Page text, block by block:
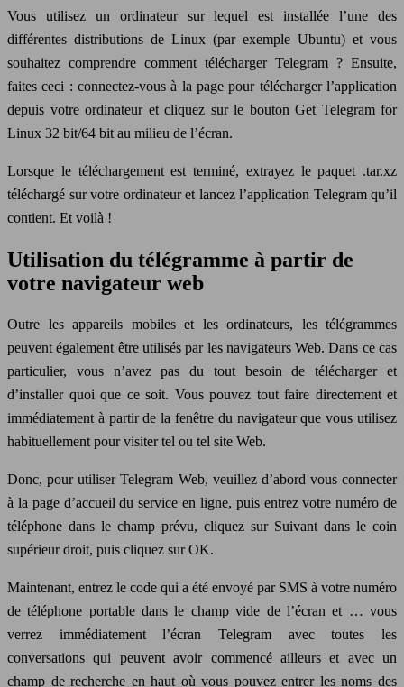
Vous utilisez un ordinateur sur lequel est installée l’une des
différentes distributions de Linux (par exemple Ubuntu) et vous
souhaitez comprendre comment télécharger Telegram ? Ensuite,
faites ceci : connectez-vous à la page pour télécharger l’application
depuis votre ordinateur et cliquez sur le bouton Get Telegram for
Linux 32 bit/64 bit au milieu de l’écran.
Lorsque le téléchargement est terminé, extrayez le paquet .tar.xz
téléchargé sur votre ordinateur et lancez l’application Telegram qu’il
contient. Et voilà !
Utilisation du télégramme à partir de
votre navigateur web
Outre les appareils mobiles et les ordinateurs, les télégrammes
peuvent également être utilisés par les navigateurs Web. Dans ce cas
particulier, vous n’avez pas du tout besoin de télécharger et
d’installer quoi que ce soit. Vous pouvez tout faire directement et
immédiatement à partir de la fenêtre du navigateur que vous utilisez
habituellement pour visiter tel ou tel site Web.
Donc, pour utiliser Telegram Web, veuillez d’abord vous connecter
à la page d’accueil du service en ligne, puis entrez votre numéro de
téléphone dans le champ prévu, cliquez sur Suivant dans le coin
supérieur droit, puis cliquez sur OK.
Maintenant, entrez le code qui a été envoyé par SMS à votre numéro
de téléphone portable dans le champ vide de l’écran et … vous
verrez immédiatement l’écran Telegram avec toutes les
conversations qui peuvent avoir commencé ailleurs et avec un
champ de recherche en haut où vous pouvez entrer les noms des